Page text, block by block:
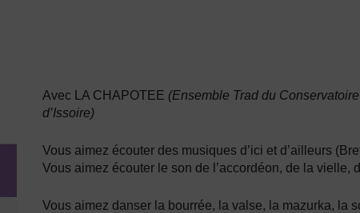
Avec LA CHAPOTEE (Ensemble Trad du
d’Issoire)
Vous aimez écouter des musiques d’ici et d’ailleurs
Vous aimez écouter le son de l’accordéon, de la
Vous aimez danser la bourrée, la valse, la mazurka, la